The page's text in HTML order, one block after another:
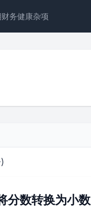
财务健康杂项
算器：将分数转换为有限小数 小部件
)
分数转换为小数